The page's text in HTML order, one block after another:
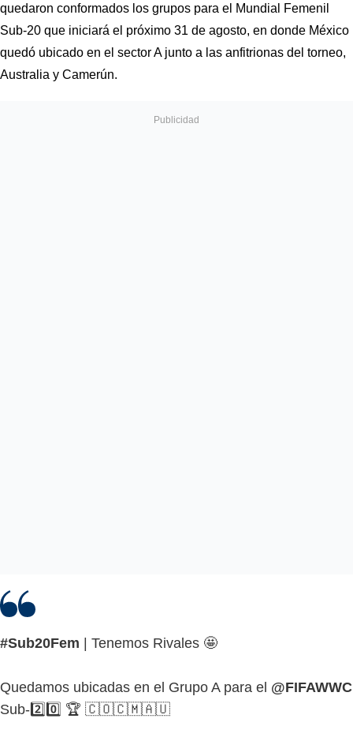
quedaron conformados los grupos para el Mundial Femenil
Sub-20 que iniciará el próximo 31 de agosto, en donde México
quedó ubicado en el sector A junto a las anfitrionas del torneo,
Australia y Camerún.
#Sub20Fem | Tenemos Rivales 🤩
Quedamos ubicadas en el Grupo A para el @FIFAWWC
Sub-2️⃣0️⃣ 🏆 🇨🇴🇨🇲🇦🇺